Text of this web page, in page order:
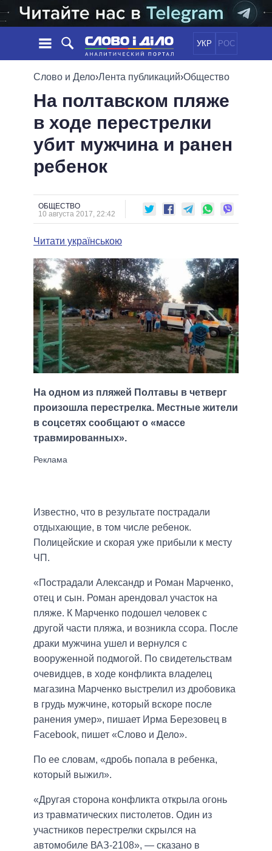
УКР РОС
НОВОСТИ
ЛЕНТА
СОБЫТИЯ
СТАТЬИ
МНЕНИЯ
ОБЗОРЫ
ДАЙДЖЕСТЫ
ПОЛИТИКА
ЭКОНОМИКА
ОБЩЕСТВО
ОБЕЩАНИЯ
ПОЛИТИКИ
ВСЕ ПОЛИТИКИ
ПРЕЗИДЕНТ И ОФИС
ВЕРХОВНАЯ РАДА
КАБИНЕТ МИНИСТРОВ
МЭРЫ
ВСЕ ПЕРСОНЫ
ИНФОГРАФИКА
ПОДДЕРЖАТЬ
СРАВНЕНИЕ ПОЛИТИКОВ
Слово и Дело›Лента публикаций›Общество
На полтавском пляже
в ходе перестрелки
убит мужчина и ранен
ребенок
ОБЩЕСТВО
10 августа 2017, 22:42
Читати українською
На одном из пляжей Полтавы в четверг
произошла перестрелка. Местные жители
в соцсетях сообщают о «массе
травмированных».
Известно, что в результате пострадали
отдыхающие, в том числе ребенок.
Полицейские и скорая уже прибыли к месту
ЧП.
«Пострадали Александр и Роман Марченко,
отец и сын. Роман арендовал участок на
пляже. К Марченко подошел человек с
другой части пляжа, и возникла ссора. После
драки мужчина ушел и вернулся с
вооруженной подмогой. По свидетельствам
очевидцев, в ходе конфликта владелец
магазина Марченко выстрелил из дробовика
в грудь мужчине, который вскоре после
ранения умер», пишает Ирма Березовец в
Facebook, пишет «Слово и Дело».
По ее словам, «дробь попала в ребенка,
который выжил».
«Другая сторона конфликта открыла огонь
из травматических пистолетов. Один из
участников перестрелки скрылся на
автомобиле ВАЗ-2108», — сказано в